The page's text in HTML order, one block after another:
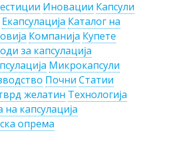
Иновации Капсули
Екапсулација Каталог на
Компанија Купете
за капсулација
Микрокапсули
Почни Статии
желатин Технологија
на капсулација
опрема